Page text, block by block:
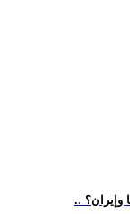
وإيران؟